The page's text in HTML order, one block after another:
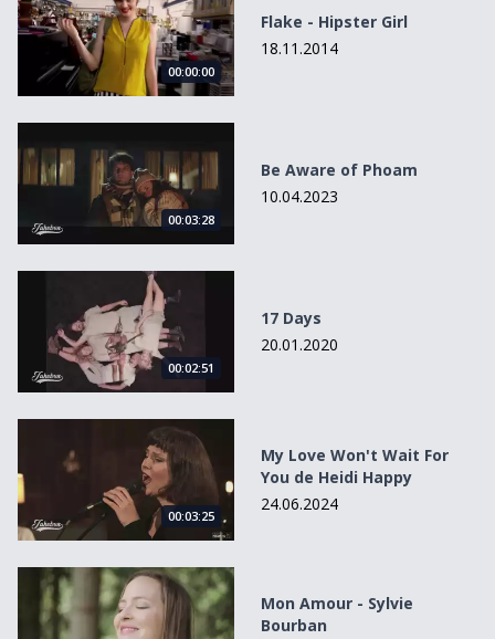
00:00:00
Flake - Hipster Girl
18.11.2014
00:03:28
Be Aware of Phoam
10.04.2023
00:02:51
17 Days
20.01.2020
My Love Won&#039;t Wait For You de Heidi Happy
00:03:25
My Love Won't Wait For
You de Heidi Happy
24.06.2024
Mon Amour - Sylvie Bourban
Mon Amour - Sylvie
Bourban